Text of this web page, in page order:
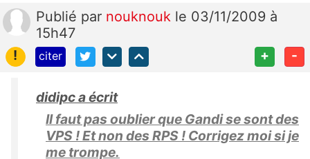
Publié par nouknouk le 03/11/2009 à
15h47
!
citer + -
didipc a écrit
Il faut pas oublier que Gandi se sont des
VPS ! Et non des RPS ! Corrigez moi si je
me trompe.